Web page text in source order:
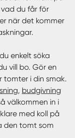
du får för
när det kommer
enkelt söka
vill bo. Gör en
tomter i din smak.
, budgivning
välkommen in i
med koll på
den tomt som